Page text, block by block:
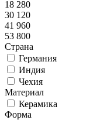
18 280
30 120
41 960
53 800
Страна
Германия
Индия
Чехия
Материал
Керамика
Форма